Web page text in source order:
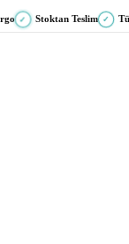
✓ Stoktan Teslim ✓